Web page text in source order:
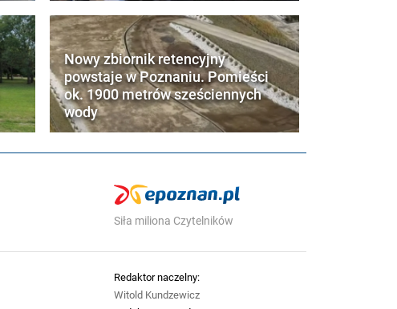
Nowy zbiornik retencyjny
powstaje w Poznaniu. Pomieści
ok. 1900 metrów sześciennych
wody
Siła miliona Czytelników
Redaktor naczelny:
Witold Kundzewicz